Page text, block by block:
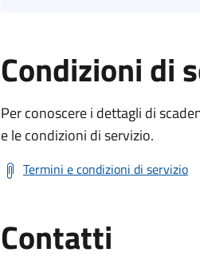
Condizioni di
Per conoscere i dettagli di
e le condizioni di servizio.
Termini e condizioni di servizio
Contatti